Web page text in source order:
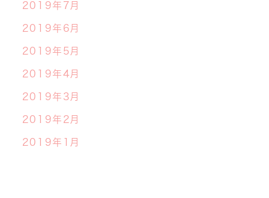
2019年7月
2019年6月
2019年5月
2019年4月
2019年3月
2019年2月
2019年1月